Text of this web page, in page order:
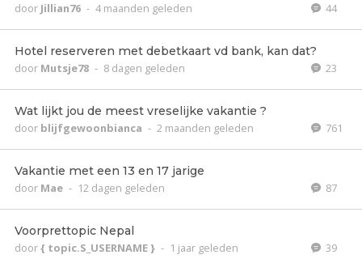
door Jillian76 - 4 maanden geleden 44
Hotel reserveren met debetkaart vd bank, kan dat?
door Mutsje78 - 8 dagen geleden 23
Wat lijkt jou de meest vreselijke vakantie ?
door blijfgewoonbianca - 2 maanden geleden 761
Vakantie met een 13 en 17 jarige
door Mae - 12 dagen geleden 87
Voorprettopic Nepal
door{ topic.S_USERNAME } - 1 jaar geleden 39